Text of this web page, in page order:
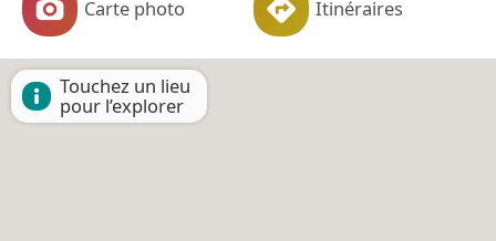
Carte photo Itinéraires
Touchez un lieu
pour l’explorer